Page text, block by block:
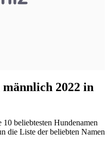
2022 in
beliebtesten Hundenamen
die Liste der beliebten Namen